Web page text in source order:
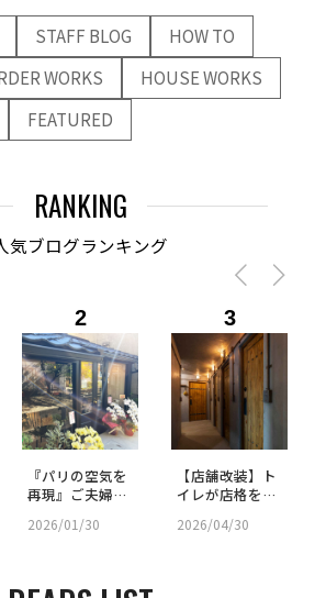
STAFF BLOG
HOW TO
WORKS
HOUSE WORKS
FEATURED
RANKING
気ブログランキング
2
『パリの空気を
再現』ご夫婦が
挑んだ古民家リ
2026/01/30
3
【店舗改装】ト
イレが店格を上
客用パウダール
2026/04/30